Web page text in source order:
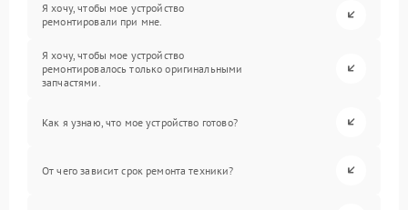
Я хочу, чтобы мое устройство
ремонтировали при мне.
Я хочу, чтобы мое устройство
ремонтировалось только оригинальными
запчастями.
Как я узнаю, что мое устройство готово?
От чего зависит срок ремонта техники?